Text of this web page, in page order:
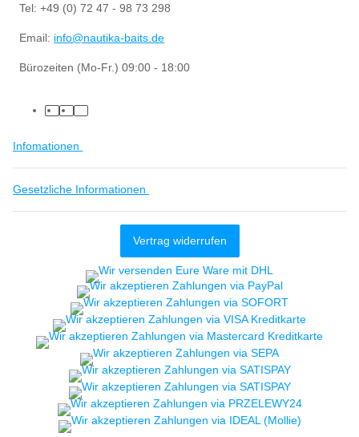
Tel: +49 (0) 72 47 - 98 73 298
Email: info@nautika-baits.de
Bürozeiten (Mo-Fr.) 09:00 - 18:00
Infomationen
Gesetzliche Informationen
Vertrag widerrufen